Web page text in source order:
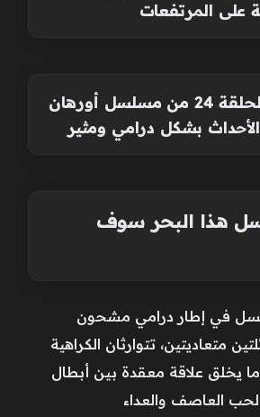
على المرتفعات
موعد عرض الحلقة 24 من مسلسل أورهان
بشكل درامي ومثير
هذا البحر سوف
في إطار درامي مشحون
متعاديتين، تتوارثان الكراهية
ما يخلق علاقة معقدة بين أبطال
العاصف والعداء